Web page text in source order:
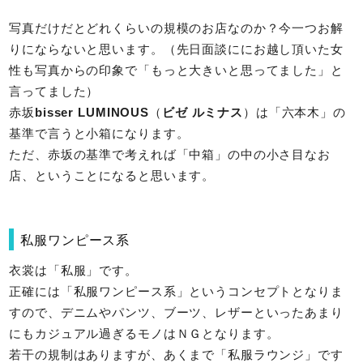
写真だけだとどれくらいの規模のお店なのか？今一つお解
りにならないと思います。（先日面談ににお越し頂いた女
性も写真からの印象で「もっと大きいと思ってました」と
言ってました）
赤坂 bisser LUMINOUS （ ビゼ ルミナス ）は「六本木」の
基準で言うと小箱になります。
ただ、赤坂の基準で考えれば「中箱」の中の小さ目なお
店、ということになると思います。
私服ワンピース系
衣裳は「私服」です。
正確には「私服ワンピース系」というコンセプトとなりま
すので、デニムやパンツ、ブーツ、レザーといったあまり
にもカジュアル過ぎるモノはＮＧとなります。
若干の規制はありますが、あくまで「私服ラウンジ」です